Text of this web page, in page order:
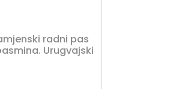
radni pas
Urugvajski